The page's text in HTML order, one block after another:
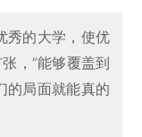
秀的大学，使优
，“能够覆盖到
的局面就能真的